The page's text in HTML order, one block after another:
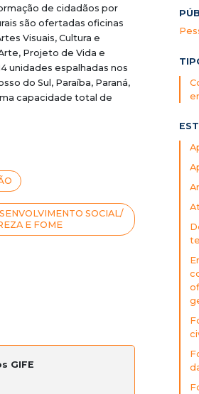
de cidadãos por
são ofertadas oficinas
Visuais, Cultura e
Projeto de Vida e
unidades espalhadas nos
do Sul, Paraíba, Paraná,
capacidade total de
SOCIAL/
E FOME
GIFE